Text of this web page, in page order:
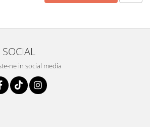
SOCIAL
ne in social media